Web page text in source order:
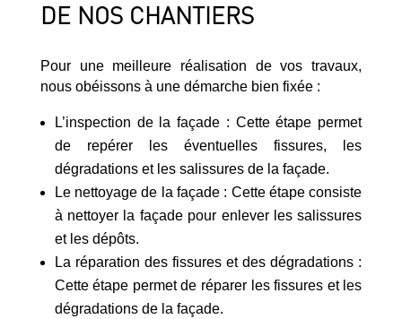
DE NOS CHANTIERS
Pour une meilleure réalisation de vos travaux,
nous obéissons à une démarche bien fixée :
L’inspection de la façade : Cette étape permet
de repérer les éventuelles fissures, les
dégradations et les salissures de la façade.
Le nettoyage de la façade : Cette étape consiste
à nettoyer la façade pour enlever les salissures
et les dépôts.
La réparation des fissures et des dégradations :
Cette étape permet de réparer les fissures et les
dégradations de la façade.